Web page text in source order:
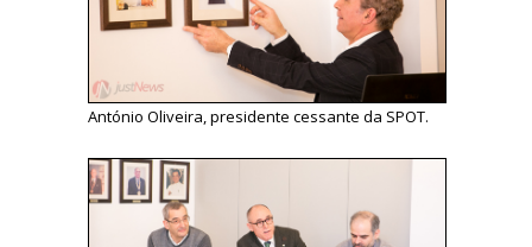
António Oliveira, presidente cessante da SPOT.